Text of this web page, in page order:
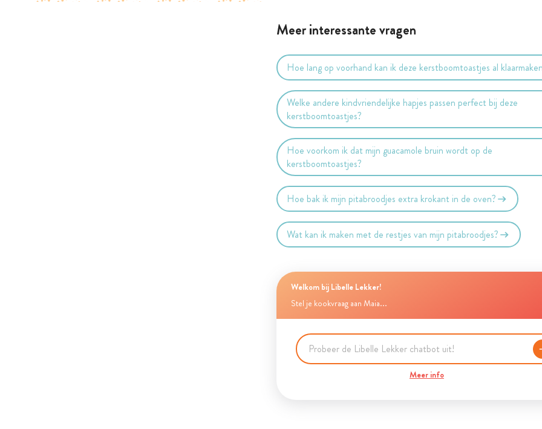
Meer interessante vragen
Hoe lang op voorhand kan ik deze kerstboomtoastjes al
Welke andere kindvriendelijke hapjes passen perfect bij deze
kerstboomtoastjes?
Hoe voorkom ik dat mijn guacamole bruin wordt op de
kerstboomtoastjes?
Hoe bak ik mijn pitabroodjes extra krokant in de oven?
Wat kan ik maken met de restjes van mijn pitabroodjes?
Welkom bij Libelle Lekker!
Stel je kookvraag aan Maia...
Meer info